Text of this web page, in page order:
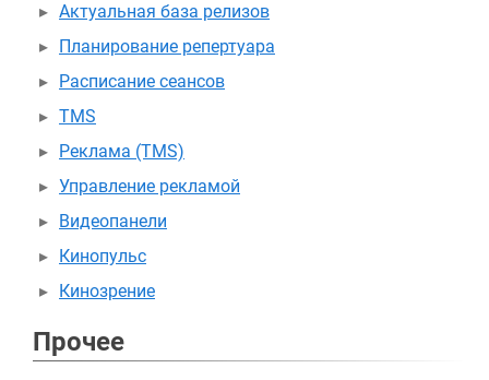
Актуальная база релизов
Планирование репертуара
Расписание сеансов
TMS
Реклама (TMS)
Управление рекламой
Видеопанели
Кинопульс
Кинозрение
Прочее